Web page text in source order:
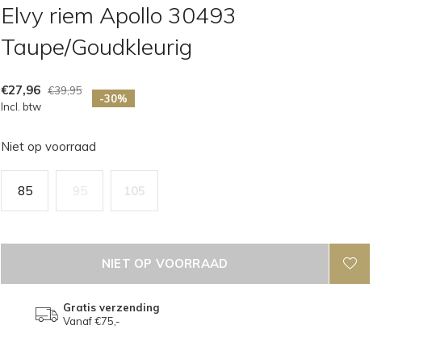
Elvy riem Apollo 30493
Taupe/Goudkleurig
€27,96 €39,95
Incl. btw
-30%
Niet op voorraad
85 95 105
NIET OP VOORRAAD
Gratis verzending
Vanaf €75,-